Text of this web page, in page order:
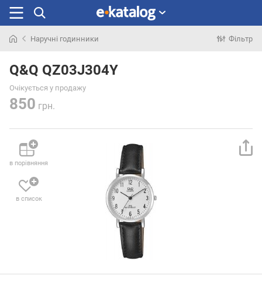
раніше
Наручні годинники Фільтр
Q&Q QZ03J304Y
Очікується у продажу
850 грн.
в порівняння
в список